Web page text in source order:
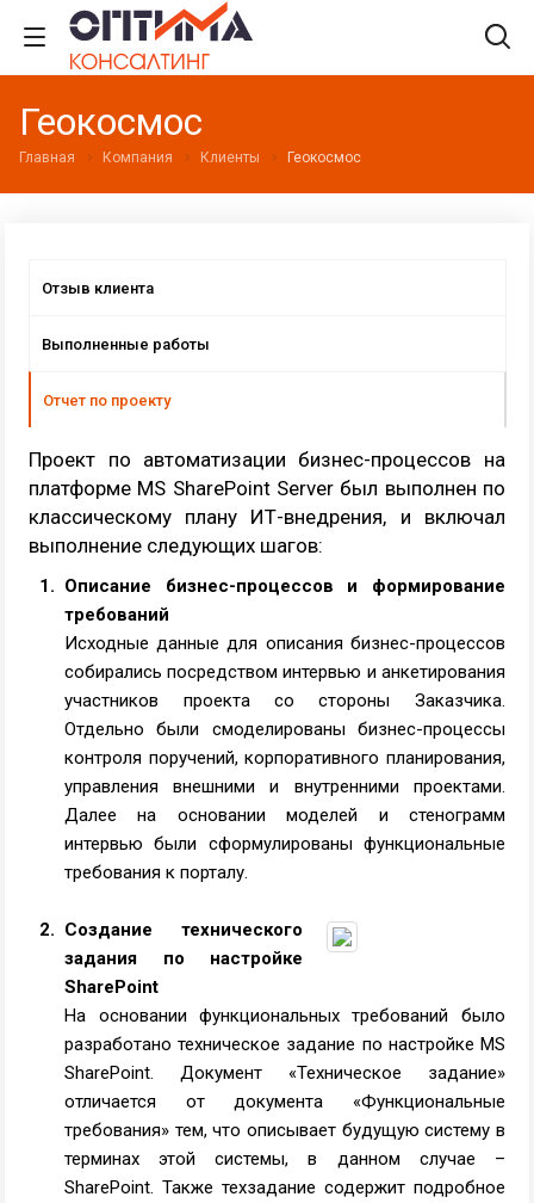
Геокосмос
Главная Компания Клиенты Геокосмос
Отзыв клиента
Выполненные работы
Отчет по проекту
Проект по автоматизации бизнес-процессов на
платформе MS SharePoint Server был выполнен по
классическому плану ИТ-внедрения, и включал
выполнение следующих шагов:
Описание бизнес-процессов и формирование
требований
Исходные данные для описания бизнес-процессов
собирались посредством интервью и анкетирования
участников проекта со стороны Заказчика.
Отдельно были смоделированы бизнес-процессы
контроля поручений, корпоративного планирования,
управления внешними и внутренними проектами.
Далее на основании моделей и стенограмм
интервью были сформулированы функциональные
требования к порталу.
Создание технического
задания по настройке
SharePoint
На основании функциональных требований было
разработано техническое задание по настройке MS
SharePoint. Документ «Техническое задание»
отличается от документа «Функциональные
требования» тем, что описывает будущую систему в
терминах этой системы, в данном случае –
SharePoint. Также техзадание содержит подробное